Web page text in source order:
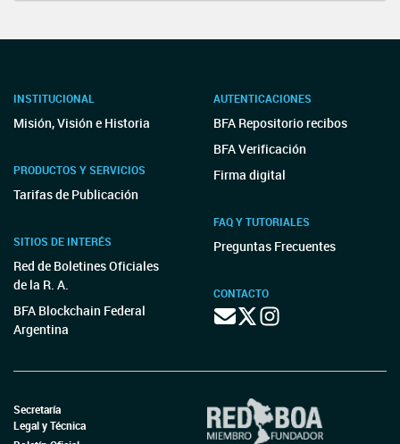
INSTITUCIONAL
Misión, Visión e Historia
PRODUCTOS Y SERVICIOS
Tarifas de Publicación
SITIOS DE INTERÉS
Red de Boletines Oficiales
de la R. A.
BFA Blockchain Federal
Argentina
AUTENTICACIONES
BFA Repositorio recibos
BFA Verificación
Firma digital
FAQ Y TUTORIALES
Preguntas Frecuentes
CONTACTO
Secretaría
Legal y Técnica